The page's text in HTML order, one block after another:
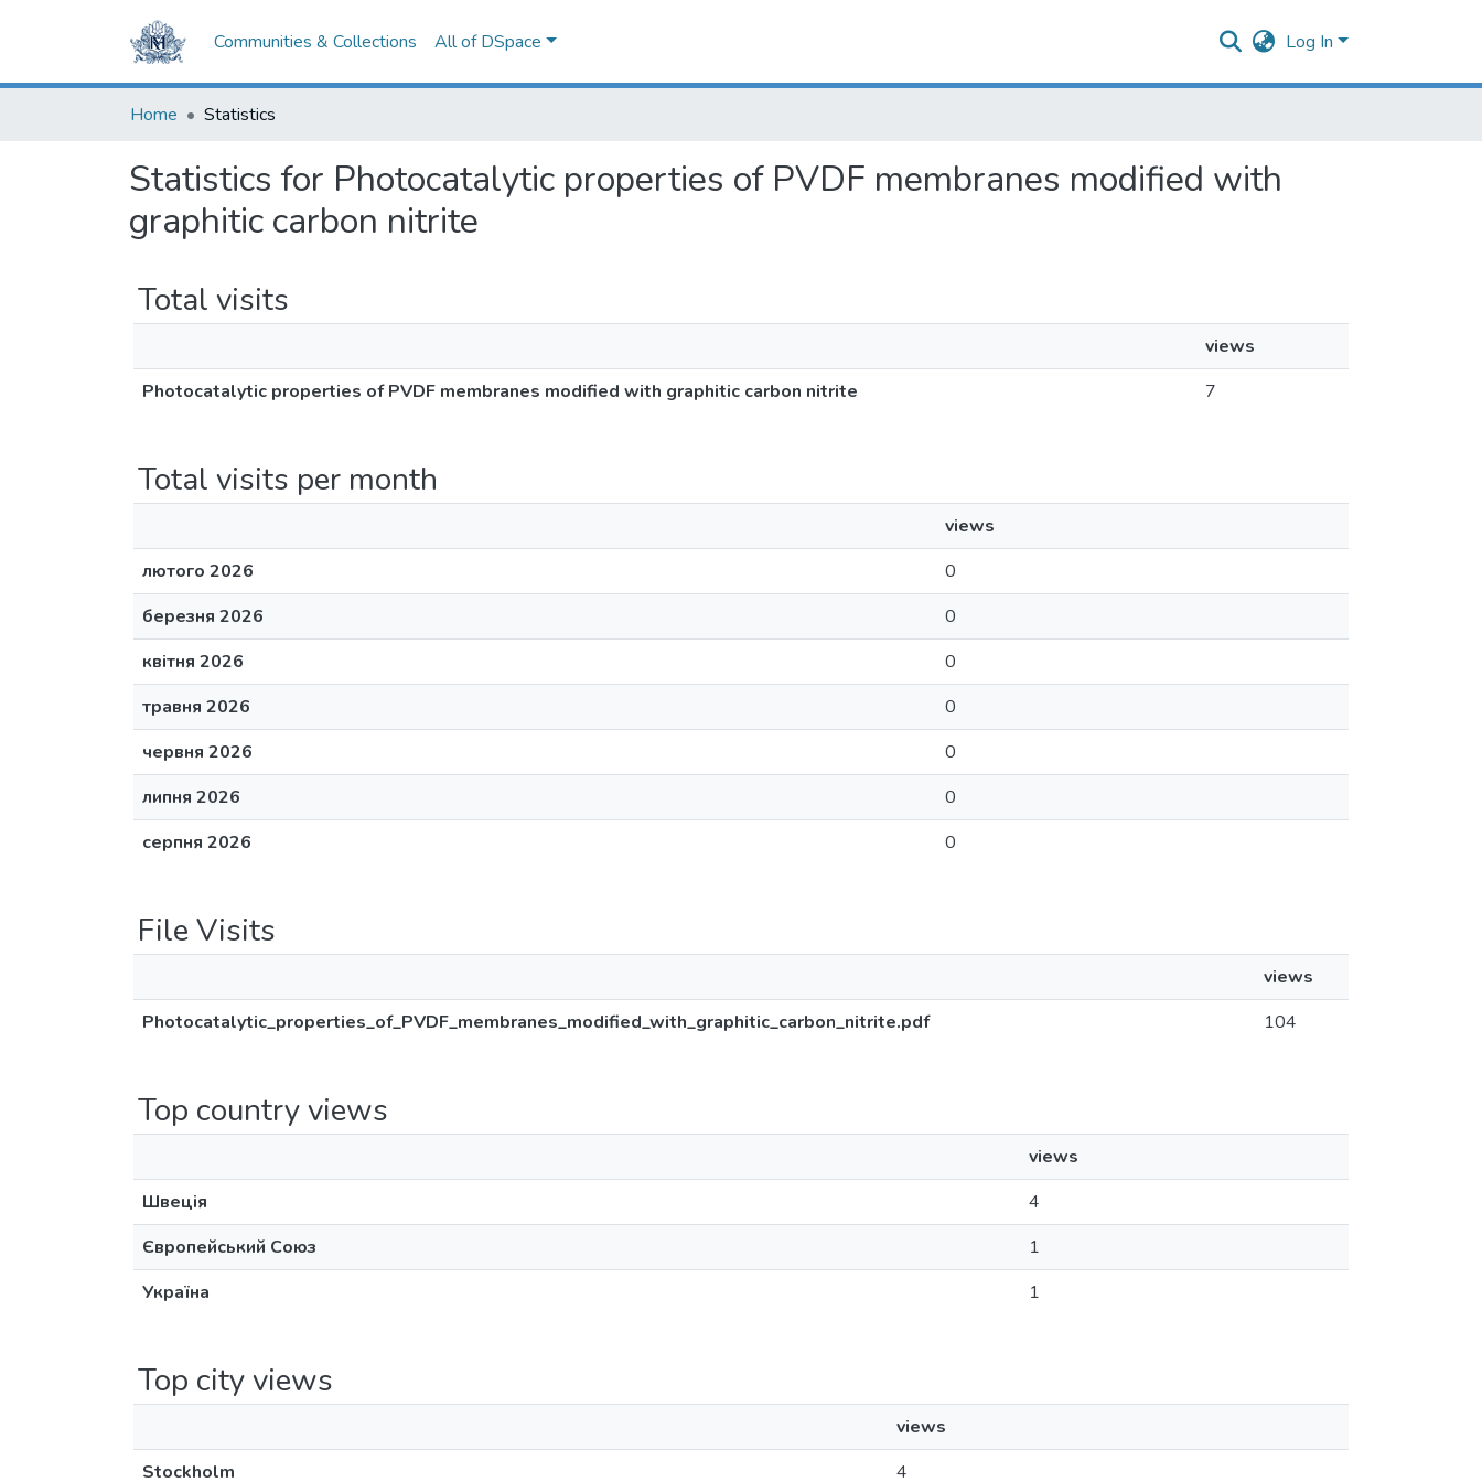
Communities & Collections All of DSpace Log In
Home Statistics
Statistics for Photocatalytic properties of PVDF membranes modified with
graphitic carbon nitrite
Total visits
views
Photocatalytic properties of PVDF membranes modified with graphitic carbon nitrite
7
Total visits per month
views
лютого 2026
0
березня 2026
0
квітня 2026
0
травня 2026
0
червня 2026
0
липня 2026
0
серпня 2026
0
File Visits
views
Photocatalytic_properties_of_PVDF_membranes_modified_with_graphitic_carbon_nitrite.pdf
104
Top country views
views
Швеція
4
Європейський Союз
1
Україна
1
Top city views
views
Stockholm
4